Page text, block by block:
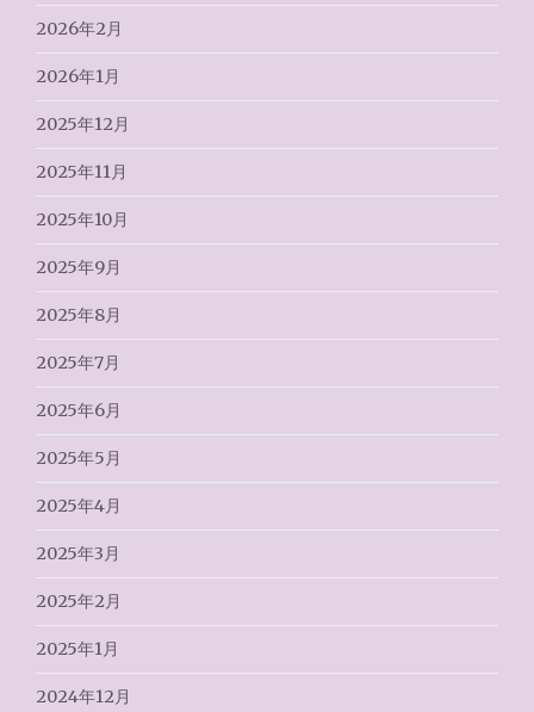
2026年2月
2026年1月
2025年12月
2025年11月
2025年10月
2025年9月
2025年8月
2025年7月
2025年6月
2025年5月
2025年4月
2025年3月
2025年2月
2025年1月
2024年12月